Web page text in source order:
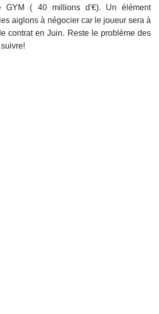
GYM ( 40 millions d'€). Un élément
aiglons à négocier car le joueur sera à
contrat en Juin. Reste le problème des